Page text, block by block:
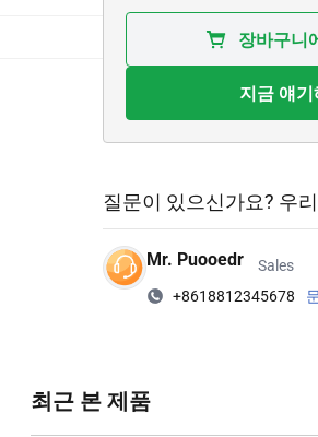
장바구니
지금 얘기
질문이 있으신가요? 우
Mr. Puooedr
Sales
+8618812345678
최근 본 제품‌